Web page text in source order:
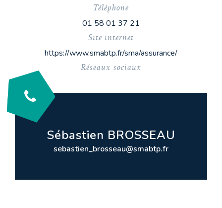
Téléphone
01 58 01 37 21
Site internet
https://www.smabtp.fr/sma/assurance/
Réseaux sociaux
Sébastien BROSSEAU
sebastien_brosseau@smabtp.fr